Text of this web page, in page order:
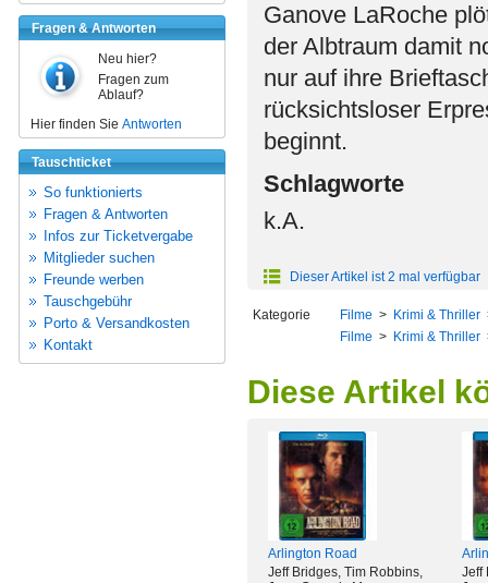
Fragen & Antworten
Neu hier?
Fragen zum
Ablauf?
Hier finden Sie Antworten
Tauschticket
So funktionierts
Fragen & Antworten
Infos zur Ticketvergabe
Mitglieder suchen
Freunde werben
Tauschgebühr
Porto & Versandkosten
Kontakt
Ganove LaRoche
der Albtraum damit
nur auf ihre
rücksichtsloser
beginnt.
Schlagworte
k.A.
Dieser Artikel ist 2 mal verfügbar
Kategorie Filme > Krimi & Thriller
Filme > Krimi & Thriller
Diese Artikel
Arlington Road
Jeff Bridges, Tim Robbins,
Jeff